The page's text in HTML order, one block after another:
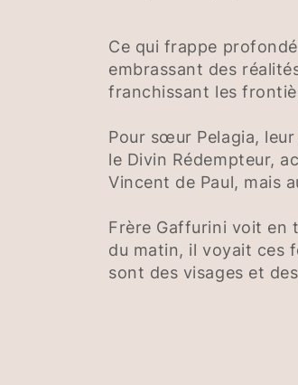
Ce qui frappe
embrassant des
franchissant les
Pour sœur Pelagia,
le Divin Rédempteur,
Vincent de Paul, mais
Frère Gaffurini voit en
du matin, il voyait ces
sont des visages et